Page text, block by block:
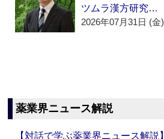
ツムラ漢方研究…
2026年07月31日 (金)
薬業界ニュース解説
【対話で学ぶ薬業界ニュース解